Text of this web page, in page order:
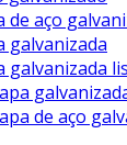
de aço
galvanizada
galvanizada
de aço